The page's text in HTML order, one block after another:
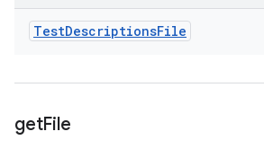
TestDescriptionsFile
getFile